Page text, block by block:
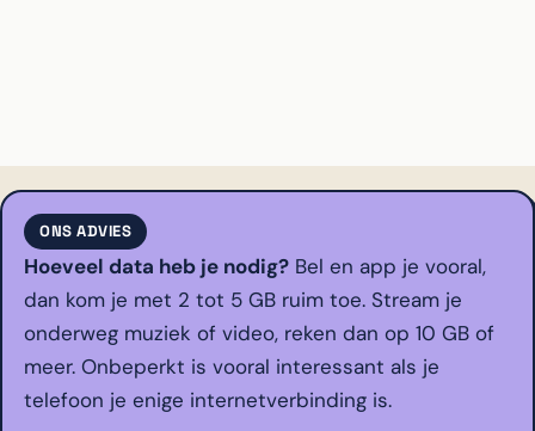
ONS ADVIES
Hoeveel data heb je nodig? Bel en app je vooral,
dan kom je met 2 tot 5 GB ruim toe. Stream je
onderweg muziek of video, reken dan op 10 GB of
meer. Onbeperkt is vooral interessant als je
telefoon je enige internetverbinding is.